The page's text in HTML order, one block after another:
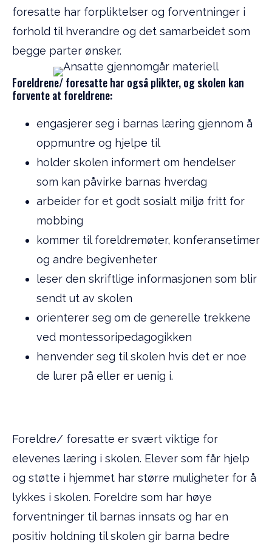
foresatte har forpliktelser og forventninger i
forhold til hverandre og det samarbeidet som
begge parter ønsker.
Foreldrene/ foresatte har også plikter, og skolen kan
forvente at foreldrene:
engasjerer seg i barnas læring gjennom å
oppmuntre og hjelpe til
holder skolen informert om hendelser
som kan påvirke barnas hverdag
arbeider for et godt sosialt miljø fritt for
mobbing
kommer til foreldremøter, konferansetimer
og andre begivenheter
leser den skriftlige informasjonen som blir
sendt ut av skolen
orienterer seg om de generelle trekkene
ved montessoripedagogikken
henvender seg til skolen hvis det er noe
de lurer på eller er uenig i.
Foreldre/ foresatte er svært viktige for
elevenes læring i skolen. Elever som får hjelp
og støtte i hjemmet har større muligheter for å
lykkes i skolen. Foreldre som har høye
forventninger til barnas innsats og har en
positiv holdning til skolen gir barna bedre